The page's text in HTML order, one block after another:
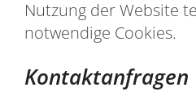
Nutzung der Website
notwendige Cookies.
Kontaktanfragen